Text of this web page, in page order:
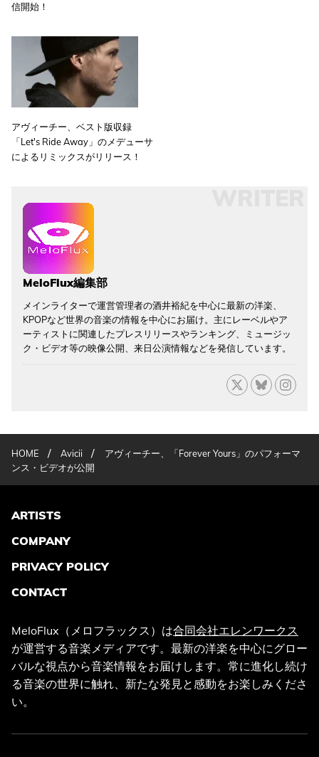
信開始！
アヴィーチー、ベスト版収録
「Let's Ride Away」のメデューサ
によるリミックスがリリース！
MeloFlux編集部
メインライターで運営管理者の酒井裕紀を中心に最新の洋楽、
KPOPなど世界の音楽の情報を中心にお届け。主にレーベルやア
ーティストに関連したプレスリリースやランキング、ミュージッ
ク・ビデオ等の映像公開、来日公演情報などを発信しています。
HOME / Avicii /
アヴィーチー、「Forever Yours」のパフォーマ
ンス・ビデオが公開
ARTISTS
COMPANY
PRIVACY POLICY
CONTACT
MeloFlux（メロフラックス）は合同会社エレンワークス
が運営する音楽メディアです。最新の洋楽を中心にグロー
バルな視点から音楽情報をお届けします。常に進化し続け
る音楽の世界に触れ、新たな発見と感動をお楽しみくださ
い。